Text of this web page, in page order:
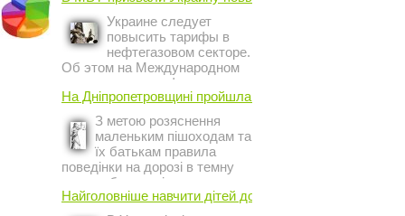
Украине следует
повысить тарифы в
нефтегазовом секторе.
Об этом на Международном
инвестиционном форуме в
Киеве заявил постоянный
представитель МВФ на
Украине Жером Ваше.
На Дніпропетровщині пройшла акція ...
З метою розяснення
маленьким пішоходам та
їх батькам правила
поведінки на дорозі в темну
пору доби, працівники сектору
профілактичної роботи відділу
ДАІ з обслуговування міста
Найголовніше навчити дітей дотримуватися ...